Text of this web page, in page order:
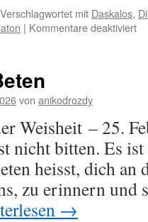
Verschlagwortet mit Daskalos,
| Kommentare deaktiviertfür
von anikodrozdy
Weisheit – 25.
nicht bitten. Es ist
heisst, dich an
zu erinnern und
→